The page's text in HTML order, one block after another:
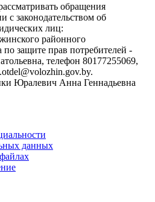
обращения
с законодательством об
лиц:
районного
по защите прав потребителей -
телефон 80177255069,
Юралевич Анна Геннадьевна
данных